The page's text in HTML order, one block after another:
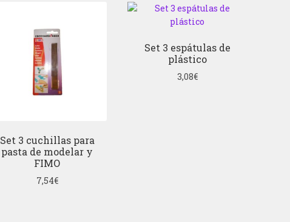
Set 3 cuchillas para
pasta de modelar y
FIMO
7,54€
Set 3 espátulas de
plástico
3,08€